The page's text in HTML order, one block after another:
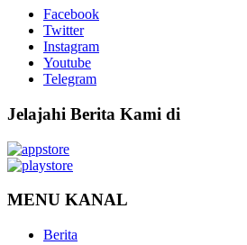
Facebook
Twitter
Instagram
Youtube
Telegram
Jelajahi Berita Kami di
MENU KANAL
Berita